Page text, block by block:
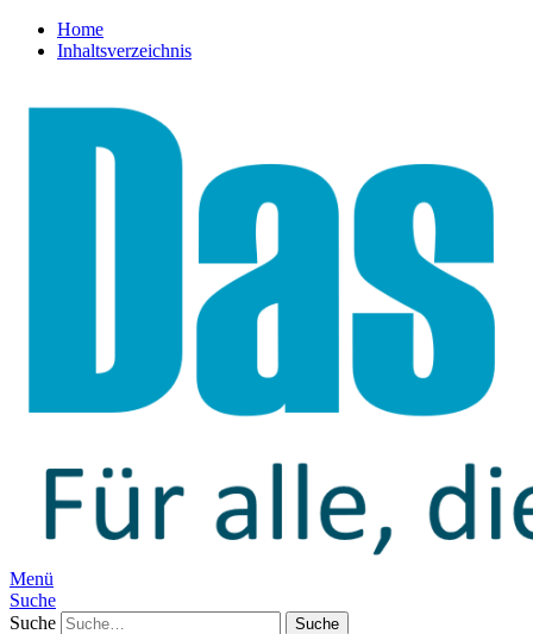
Home
Inhaltsverzeichnis
Menü
Suche
Suche